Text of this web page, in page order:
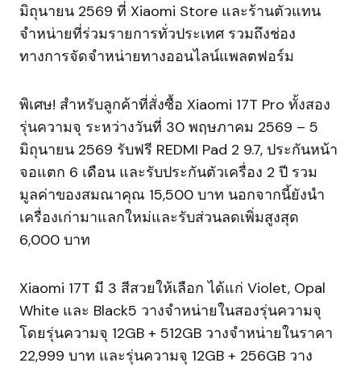
มิถุนายน 2569 ที่ Xiaomi Store และร้านตัวแทน
จำหน่ายที่ร่วมรายการทั่วประเทศ รวมถึงช่อง
ทางการจัดจำหน่ายทางออนไลน์แพลตฟอร์ม
พิเศษ! สำหรับลูกค้าที่สั่งซื้อ Xiaomi 17T Pro ทั้งสอง
รุ่นความจุ ระหว่างวันที่ 30 พฤษภาคม 2569 – 5
มิถุนายน 2569 รับฟรี REDMI Pad 2 9.7, ประกันหน้า
จอแตก 6 เดือน และรับประกันตัวเครื่อง 2 ปี รวม
มูลค่าของสมณาคุณ 15,500 บาท นอกจากนี้ยังนำ
เครื่องเก่ามาแลกใหม่และรับส่วนลดเพิ่มสูงสุด
6,000 บาท
Xiaomi 17T มี 3 สีสวยให้เลือก ได้แก่ Violet, Opal
White และ Black5 วางจำหน่ายในสองรุ่นความจุ
โดยรุ่นความจุ 12GB + 512GB วางจำหน่ายในราคา
22,999 บาท และรุ่นความจุ 12GB + 256GB วาง